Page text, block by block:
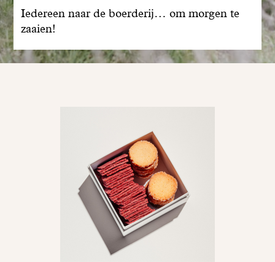
Iedereen naar de boerderij… om morgen te
zaaien!